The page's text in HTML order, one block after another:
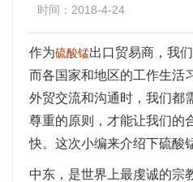
时间：2018-4-24
作为硫酸锰出口贸易商，我
而各国家和地区的工作生活
外贸交流和沟通时，我们都
尊重的原则，才能让我们的
快。这次小编来介绍下硫酸
中东，是世界上最虔诚的宗